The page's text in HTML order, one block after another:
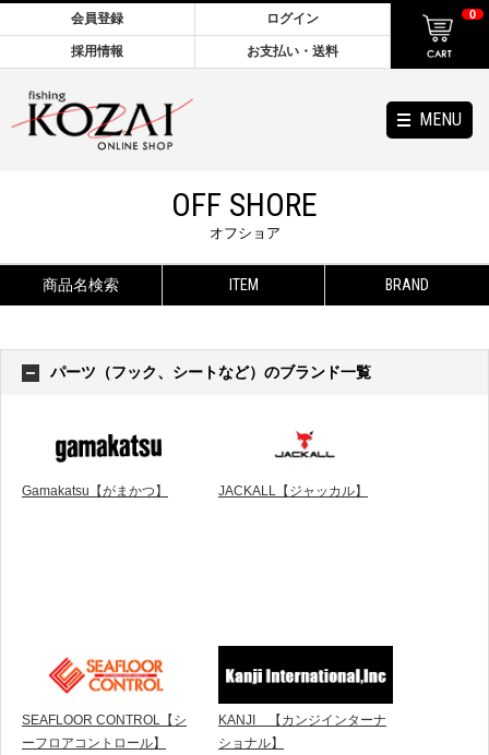
MENU
会員登録 ログイン
採用情報 お支払い・送料
0
OFF SHORE
オフショア
商品名検索 ITEM BRAND
パーツ（フック、シートなど）のブランド一覧
Gamakatsu【がまかつ】 JACKALL【ジャッカル】
SEAFLOOR CONTROL【シ
ーフロアコントロール】
KANJI 【カンジインターナ
ショナル】